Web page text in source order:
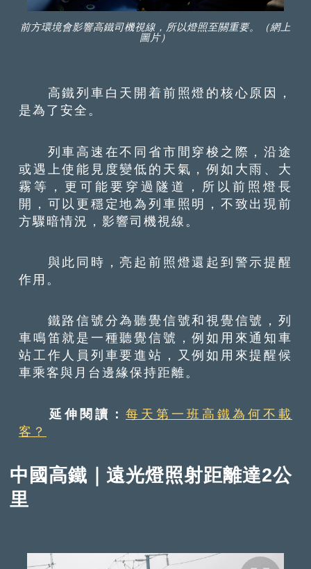
前方環境會影響高鐵司機視線，所以燈照至關重要。（網上
圖片）
高鐵列車白天開着前照燈的核心原因，
是為了安全。
列車高速在不同省市間穿梭之際，沿途
或遇上使能見度變低的天氣，例如大雨、大
霧等，更可能要穿過隧道，所以前照燈長
開，可以更穩定地為列車照明，不致出現前
方驟暗情況，影響司機視線。
與此同時，亮起前照燈還起到警示提醒
作用。
鐵路信號分為聽覺信號和視覺信號，列
車鳴笛就是一種聽覺信號，例如用來通知車
站工作人員列車要進站，又例如用來提醒候
車乘客與月台邊緣保持距離。
延伸閱讀：每天第一班高鐵為何不載
客？
中國高鐵｜遠光燈照射距離達2公
里